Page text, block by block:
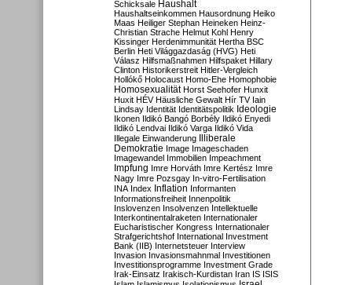
Schicksale Haushalt
Haushaltseinkommen Hausordnung Heiko
Maas Heiliger Stephan Heineken Heinz-
Christian Strache Helmut Kohl Henry
Kissinger Herdenimmunität Hertha BSC
Berlin Heti Világgazdaság (HVG) Heti
Válasz Hilfsmaßnahmen Hilfspaket Hillary
Clinton Historikerstreit Hitler-Vergleich
Hollókő Holocaust Homo-Ehe Homophobie
Homosexualität Horst Seehofer Hunxit
Huxit HÉV Häusliche Gewalt Hír TV Iain
Lindsay Identität Identitätspolitik Ideologie
Ikonen Ildikó Bangó Borbély Ildikó Enyedi
Ildikó Lendvai Ildikó Varga Ildikó Vida
Illegale Einwanderung Illiberale
Demokratie Image Imageschaden
Imagewandel Immobilien Impeachment
Impfung Imre Horváth Imre Kertész Imre
Nagy Imre Pozsgay In-vitro-Fertilisation
INA Index Inflation Informanten
Informationsfreiheit Innenpolitik
Inslovenzen Insolvenzen Intellektuelle
Interkontinentalraketen Internationaler
Eucharistischer Kongress Internationaler
Strafgerichtshof International Investment
Bank (IIB) Internetsteuer Interview
Invasion Invasionsmahnmal Investitionen
Investitionsprogramme Investment Grade
Irak-Einsatz Irakisch-Kurdistan Iran IS ISIS